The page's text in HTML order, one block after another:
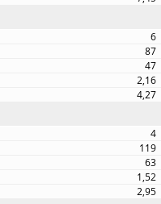
6
87
47
2,16
4,27
4
119
63
1,52
2,95